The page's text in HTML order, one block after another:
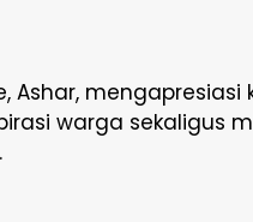
Ashar,
warga sekaligus